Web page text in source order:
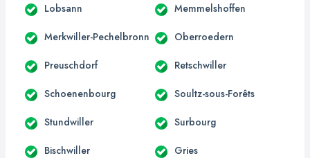
Lobsann Memmelshoffen
Merkwiller-Pechelbronn Oberroedern
Preuschdorf Retschwiller
Schoenenbourg Soultz-sous-Forêts
Stundwiller Surbourg
Bischwiller Gries